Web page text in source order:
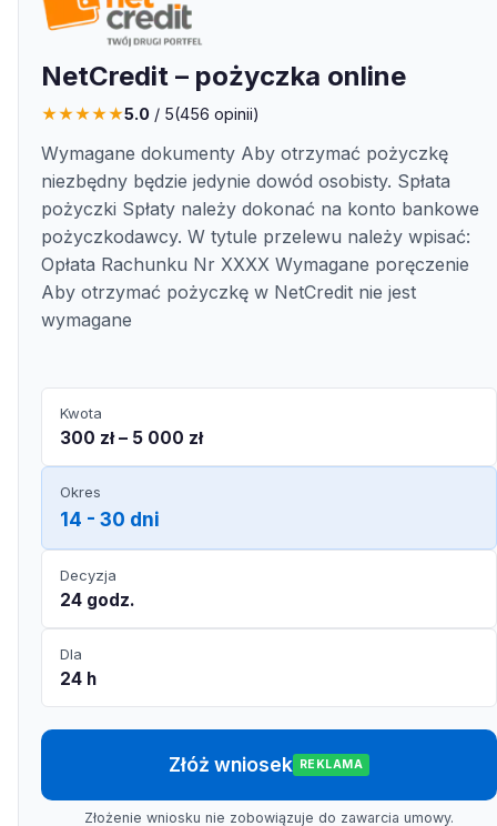
NetCredit – pożyczka online
★★★★★5.0 / 5(456 opinii)
Wymagane dokumenty Aby otrzymać pożyczkę
niezbędny będzie jedynie dowód osobisty. Spłata
pożyczki Spłaty należy dokonać na konto bankowe
pożyczkodawcy. W tytule przelewu należy wpisać:
Opłata Rachunku Nr XXXX Wymagane poręczenie
Aby otrzymać pożyczkę w NetCredit nie jest
wymagane
Kwota
300 zł – 5 000 zł
Okres
14 - 30 dni
Decyzja
24 godz.
Dla
24 h
Złóż wniosek REKLAMA
Złożenie wniosku nie zobowiązuje do zawarcia umowy.